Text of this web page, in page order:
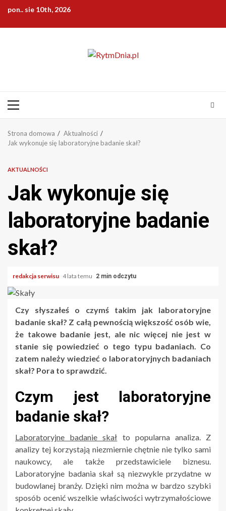
treści
pon.. sie 10th, 2026
Menu
Strona domowa
Aktualności
Jak wykonuje się laboratoryjne badanie skał?
AKTUALNOŚCI
Jak wykonuje się
laboratoryjne badanie
skał?
redakcja serwisu 4 lata temu 2 min odczytu
Czy słyszałeś o czymś takim jak laboratoryjne
badanie skał? Z całą pewnością większość osób wie,
że takowe badanie jest, ale nic więcej nie jest w
stanie się powiedzieć o tego typu badaniach. Co
zatem należy wiedzieć o laboratoryjnych badaniach
skał? Pora to sprawdzić.
Czym jest laboratoryjne
badanie skał?
Laboratoryjne badanie skał to popularna analiza. Z
analizy tej korzystają niezmiernie chętnie nie tylko sami
naukowcy, ale także przedstawiciele biznesu.
Laboratoryjne badania skał są niezwykle przydatne w
budowlanej branży. Dzięki nim można w bardzo szybki
sposób ocenić wszelkie właściwości wytrzymałościowe